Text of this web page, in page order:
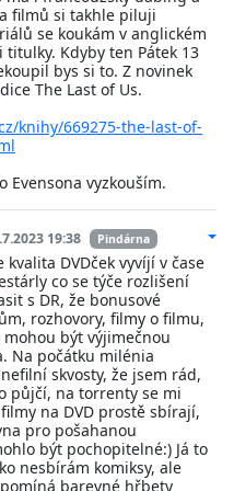
filmů si takhle piluji
se koukám v anglickém
Kdyby ten Pátek 13
bys si to. Z novinek
The Last of Us.
knihy/669275-the-last-of-
Evensona vyzkouším.
19:38 Pindárna
kvalita DVDček vyvíjí v čase
co se týče rozlišení
s DR, že bonusové
rozhovory, filmy o filmu,
být výjimečnou
Na počátku milénia
skvosty, že jsem rád,
půjčí, na torrenty se mi
na DVD prostě sbírají,
pro pošahanou
být pochopitelné:) Já to
nesbírám komiksy, ale
barevné hřbety